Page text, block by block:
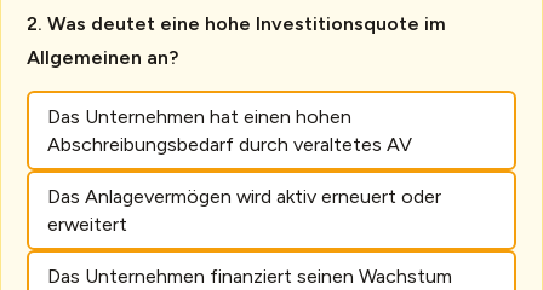
Was deutet eine hohe Investitionsquote im
Allgemeinen an?
Das Unternehmen hat einen hohen
Abschreibungsbedarf durch veraltetes AV
Das Anlagevermögen wird aktiv erneuert oder
erweitert
Das Unternehmen finanziert seinen Wachstum